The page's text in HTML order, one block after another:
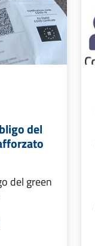
del
del green